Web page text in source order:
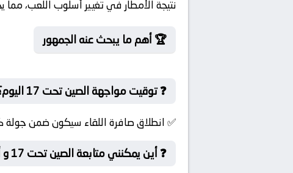
نتيجة الأمطار في تغيير أسلوب اللعب،
🏆 أهم ما يبحث عنه الجمهور
❓ توقيت مواجهة الصين تحت 17 اليوم؟
✅ انطلاق صافرة اللقاء سيكون ضمن جولة كأس آسيا تحت 17 – نصف النهائي لهذا
❓ أين يمكنني متابعة الصين تحت 17 و أستراليا تحت 17؟